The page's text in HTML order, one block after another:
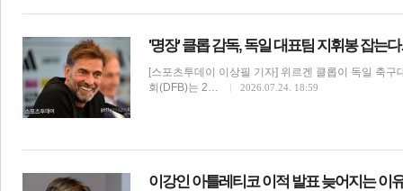
'명장' 클롭 감독, 독일 대표팀 지휘봉 잡는
[스포츠투데이 이상필 기자] 위르겐 클롭이 독일 축
회(DFB)는 2…
2026.07.24. 18:59
이강인 아틀레티코 이적 발표 늦어지는